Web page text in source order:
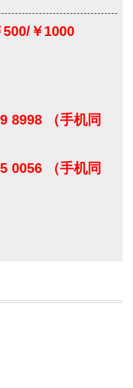
￥1000
8998 （手机同
0056 （手机同